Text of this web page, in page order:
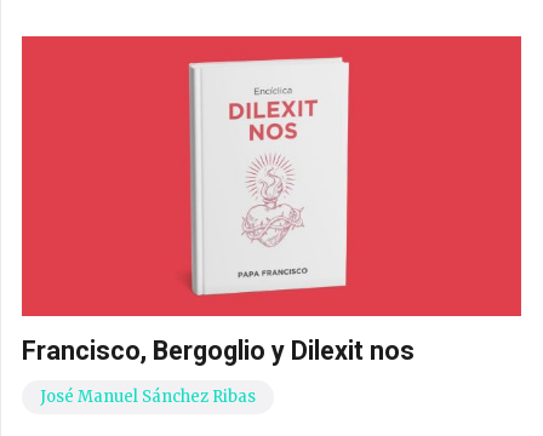
Francisco, Bergoglio y Dilexit nos
José Manuel Sánchez Ribas